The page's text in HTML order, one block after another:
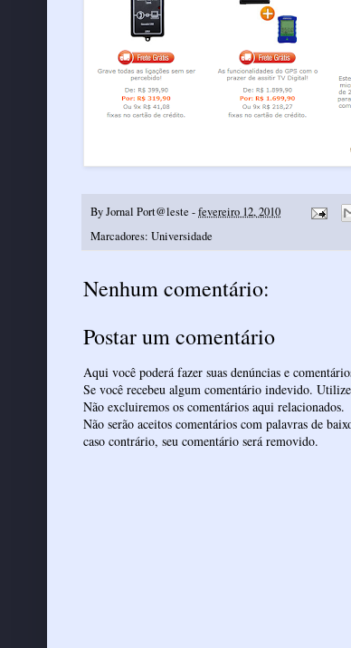
ByJornal Port@leste -fevereiro 12, 2010
Marcadores: Universidade
Nenhum comentário:
Postar um comentário
Aqui você poderá fazer suas denúncias e
Se você recebeu algum comentário indevido.
Não excluiremos os comentários aqui relacionados.
Não serão aceitos comentários com palavras de
caso contrário, seu comentário será removido.